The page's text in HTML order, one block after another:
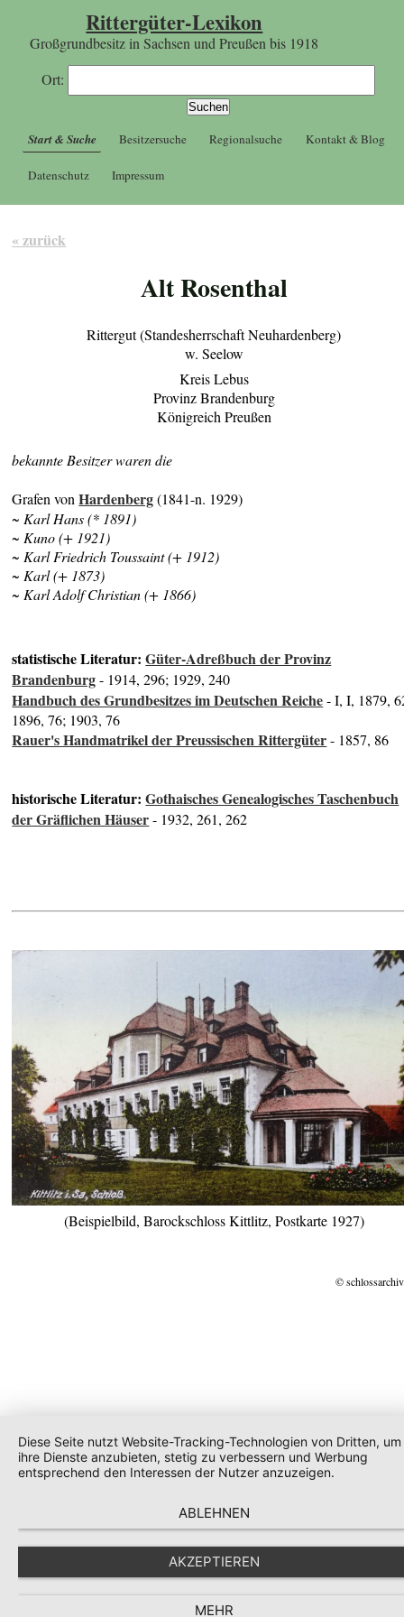
Rittergüter-Lexikon
Großgrundbesitz in Sachsen und Preußen bis 1918
Ort:
Start & Suche Besitzersuche Regionalsuche Kontakt & Blog
Datenschutz Impressum
« zurück
Alt Rosenthal
Rittergut (Standesherrschaft Neuhardenberg)
w. Seelow
Kreis Lebus
Provinz Brandenburg
Königreich Preußen
bekannte Besitzer waren die
Grafen vonHardenberg(1841-n. 1929)
~ Karl Hans (* 1891)
~ Kuno (+ 1921)
~ Karl Friedrich Toussaint (+ 1912)
~ Karl (+ 1873)
~ Karl Adolf Christian (+ 1866)
statistische Literatur:Güter-Adreßbuch der Provinz
Brandenburg- 1914, 296; 1929, 240
Handbuch des Grundbesitzes im Deutschen Reiche- I, I, 1879,
1896, 76; 1903, 76
Rauer's Handmatrikel der Preussischen Rittergüter- 1857, 86
historische Literatur:Gothaisches Genealogisches Taschenbuch
der Gräflichen Häuser- 1932, 261, 262
(Beispielbild, Barockschloss Kittlitz, Postkarte 1927)
©
Diese Seite nutzt Website-Tracking-Technologien von Dritten, um
ihre Dienste anzubieten, stetig zu verbessern und Werbung
entsprechend den Interessen der Nutzer anzuzeigen.
ABLEHNEN
AKZEPTIEREN
MEHR